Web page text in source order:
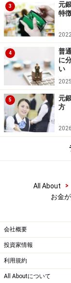
貯まらない
そもそもお金が
ある程度のとこ
な出費で散財し
て、使ってもよ
しかしながら、
慣れないうちは
と、衝動的にお
ためには、ガス
3
元
特
4
普
に
い
5
元
方
All About >
お金
会社概要
投資家情報
利用規約
All Aboutについて